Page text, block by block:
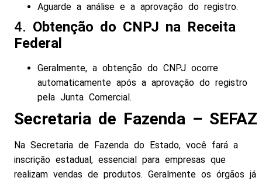
Aguarde a análise e a aprovação do registro.
4. Obtenção do CNPJ na Receita
Federal
Geralmente, a obtenção do CNPJ ocorre
automaticamente após a aprovação do registro
pela Junta Comercial.
Secretaria de Fazenda – SEFAZ
Na Secretaria de Fazenda do Estado, você fará a
inscrição estadual, essencial para empresas que
realizam vendas de produtos. Geralmente os órgãos já